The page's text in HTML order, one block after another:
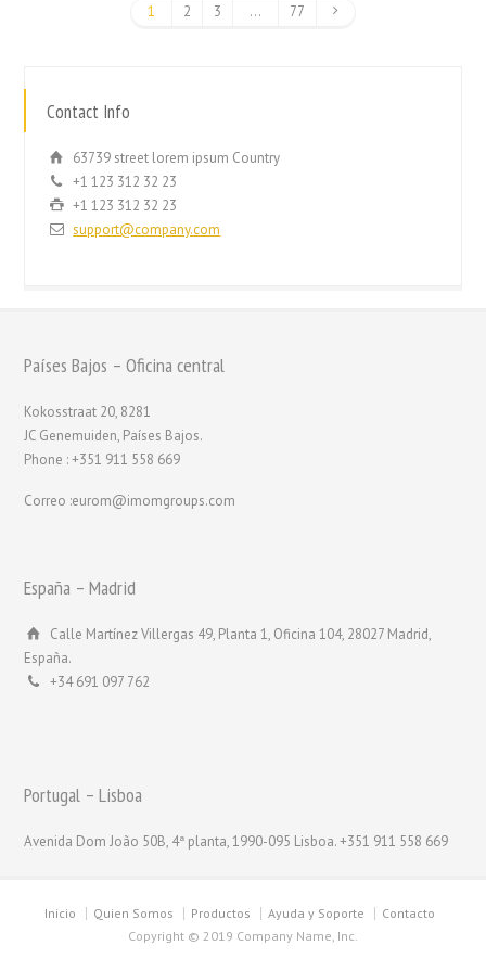
1 2 3 … 77
Contact Info
63739 street lorem ipsum Country
+1 123 312 32 23
+1 123 312 32 23
support@company.com
Países Bajos – Oficina central
Kokosstraat 20, 8281
JC Genemuiden, Países Bajos.
Phone : +351 911 558 669
Correo :eurom@imomgroups.com
España – Madrid
Calle Martínez Villergas 49, Planta 1, Oficina 104, 28027 Madrid,
España.
+34 691 097 762
Portugal – Lisboa
Avenida Dom João 50B, 4ª planta, 1990-095 Lisboa. +351 911 558 669
Inicio Quien Somos Productos Ayuda y Soporte
Contacto
Copyright © 2019 Company Name, Inc.